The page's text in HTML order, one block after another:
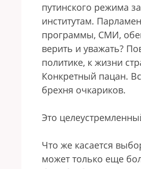
путинского режима
институтам.
программы, СМИ,
верить и уважать?
политике, к жизни
Конкретный пацан.
брехня очкариков.
Это
Что же касается
может только еще